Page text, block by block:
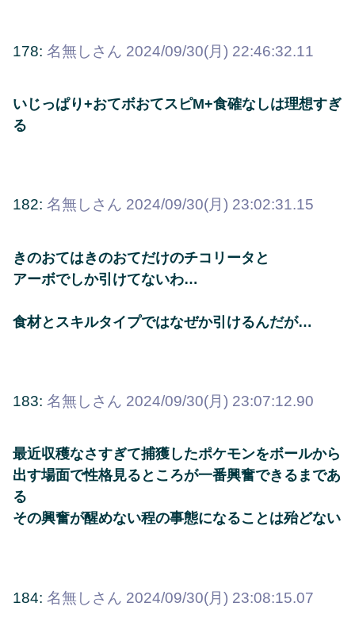
178: 名無しさん 2024/09/30(月) 22:46:32.11
いじっぱり+おてボおてスピM+食確なしは理想すぎ
る
182: 名無しさん 2024/09/30(月) 23:02:31.15
きのおてはきのおてだけのチコリータと
アーボでしか引けてないわ…
食材とスキルタイプではなぜか引けるんだが…
183: 名無しさん 2024/09/30(月) 23:07:12.90
最近収穫なさすぎて捕獲したポケモンをボールから
出す場面で性格見るところが一番興奮できるまであ
る
その興奮が醒めない程の事態になることは殆どない
184: 名無しさん 2024/09/30(月) 23:08:15.07